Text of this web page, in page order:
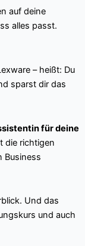
auf deine
alles passt.
– heißt: Du
sparst dir das
für deine
die richtigen
Business
Und das
und auch